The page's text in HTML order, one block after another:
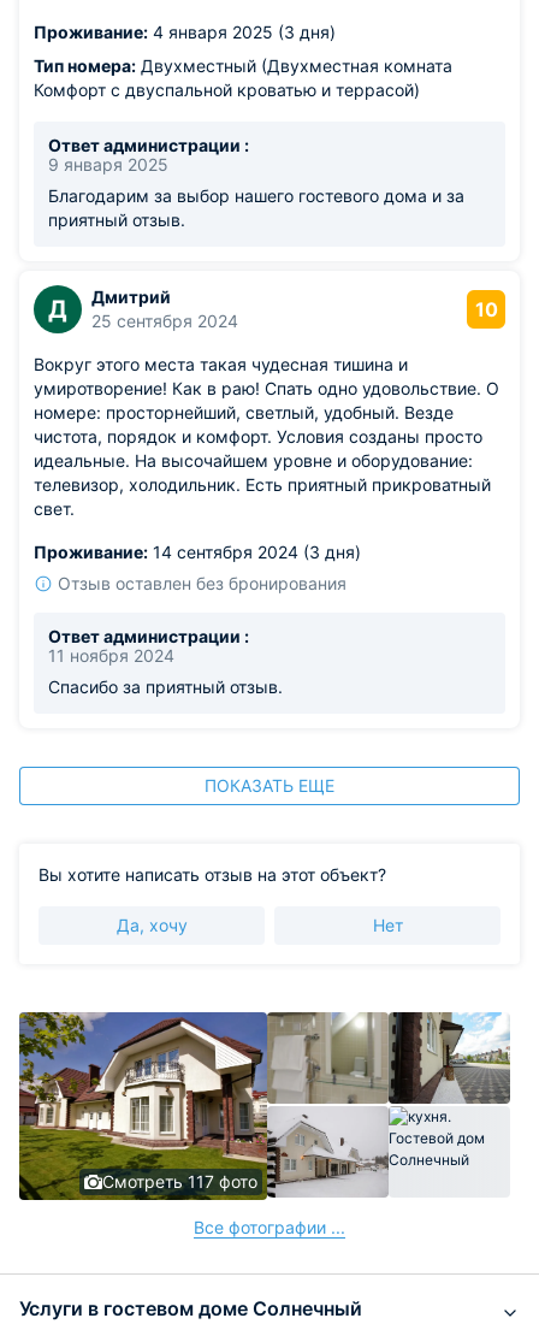
Проживание: 4 января 2025 (3 дня)
Тип номера: Двухместный (Двухместная комната
Комфорт с двуспальной кроватью и террасой)
Ответ администрации :
9 января 2025
Благодарим за выбор нашего гостевого дома и за
приятный отзыв.
Д
Дмитрий
25 сентября 2024
10
Вокруг этого места такая чудесная тишина и
умиротворение! Как в раю! Спать одно удовольствие. О
номере: просторнейший, светлый, удобный. Везде
чистота, порядок и комфорт. Условия созданы просто
идеальные. На высочайшем уровне и оборудование:
телевизор, холодильник. Есть приятный прикроватный
свет.
Проживание: 14 сентября 2024 (3 дня)
Отзыв оставлен без бронирования
Ответ администрации :
11 ноября 2024
Спасибо за приятный отзыв.
ПОКАЗАТЬ ЕЩЕ
Вы хотите написать отзыв на этот объект?
Да, хочу Нет
Смотреть 117 фото
Все фотографии ...
Услуги в гостевом доме Солнечный